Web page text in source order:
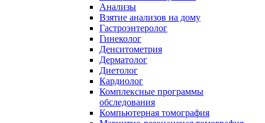
Анализы
Взятие анализов на дому
Гастроэнтеролог
Гинеколог
Денситометрия
Дерматолог
Диетолог
Кардиолог
Комплексные программы
обследования
Компьютерная томография